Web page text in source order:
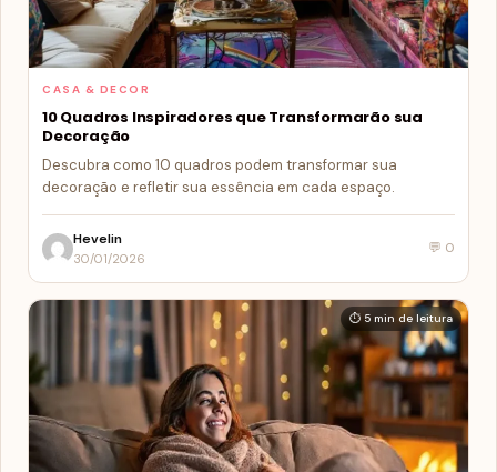
CASA & DECOR
10 Quadros Inspiradores que Transformarão sua
Decoração
Descubra como 10 quadros podem transformar sua
decoração e refletir sua essência em cada espaço.
Hevelin
30/01/2026
💬 0
⏱ 5 min de leitura